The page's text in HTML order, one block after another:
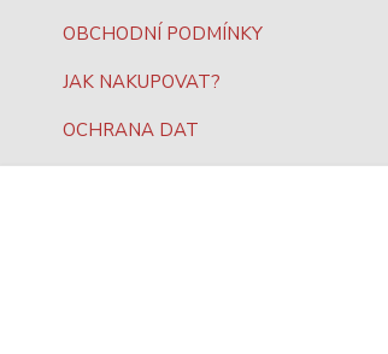
OBCHODNÍ PODMÍNKY
JAK NAKUPOVAT?
OCHRANA DAT